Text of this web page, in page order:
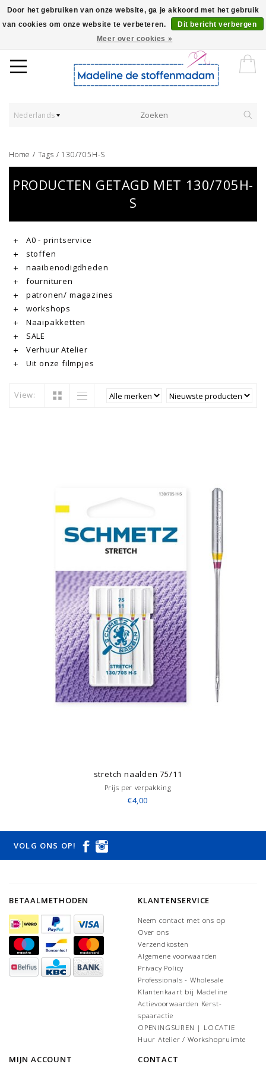
Worldwide Shipping - Onze stoffen worden verkocht per 10 cm.
Nederlands
Home / Tags / 130/705H-S
PRODUCTEN GETAGD MET 130/705H-
S
A0 - printservice
stoffen
naaibenodigdheden
fournituren
patronen/ magazines
workshops
Naaipakketten
SALE
Verhuur Atelier
Uit onze filmpjes
View:
stretch naalden 75/11
Prijs per verpakking
€4,00
VOLG ONS OP!
BETAALMETHODEN KLANTENSERVICE
Neem contact met ons op
Over ons
Verzendkosten
Algemene voorwaarden
Privacy Policy
Professionals - Wholesale
Klantenkaart bij Madeline
Actievoorwaarden Kerst-
spaaractie
OPENINGSUREN | LOCATIE
Huur Atelier / Workshopruimte
MIJN ACCOUNT CONTACT
Door het gebruiken van onze website, ga je akkoord met het gebruik
van cookies om onze website te verbeteren.
Dit bericht verbergen
Meer over cookies »